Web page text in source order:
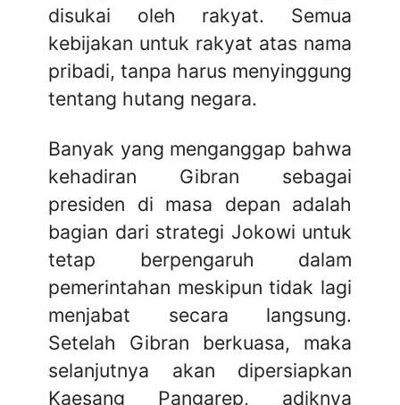
disukai oleh rakyat. Semua
kebijakan untuk rakyat atas nama
pribadi, tanpa harus menyinggung
tentang hutang negara.
Banyak yang menganggap bahwa
kehadiran Gibran sebagai
presiden di masa depan adalah
bagian dari strategi Jokowi untuk
tetap berpengaruh dalam
pemerintahan meskipun tidak lagi
menjabat secara langsung.
Setelah Gibran berkuasa, maka
selanjutnya akan dipersiapkan
Kaesang Pangarep, adiknya